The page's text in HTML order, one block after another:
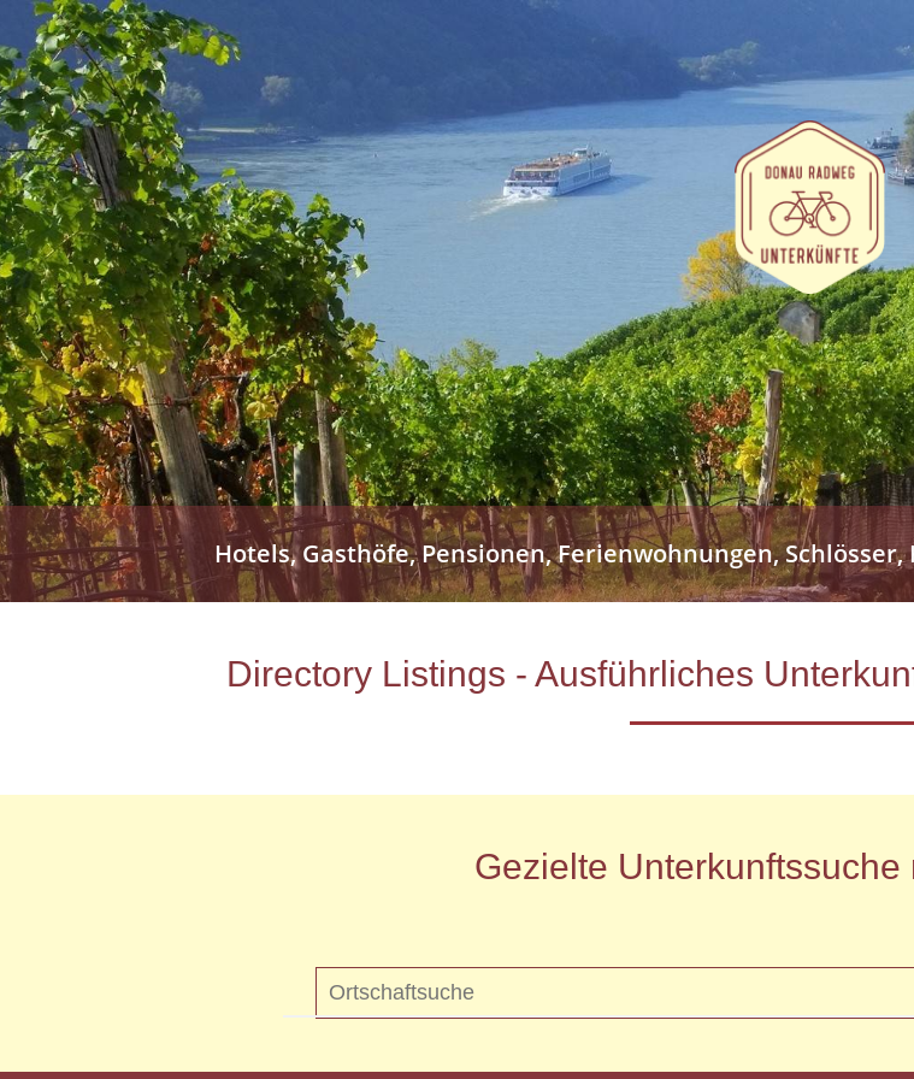
Hotels, Gasthöfe, Pensionen, Ferienwohnungen,
Directory Listings - Ausführliches
Gezielte Unterkunftssuche